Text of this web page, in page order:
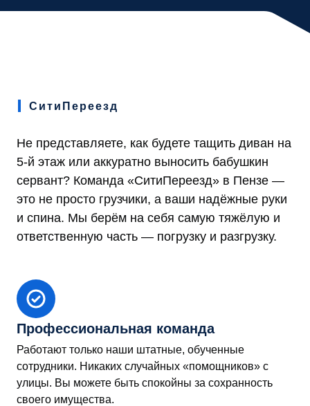
СитиПереезд
Не представляете, как будете тащить диван на
5-й этаж или аккуратно выносить бабушкин
сервант? Команда «СитиПереезд» в Пензе —
это не просто грузчики, а ваши надёжные руки
и спина. Мы берём на себя самую тяжёлую и
ответственную часть — погрузку и разгрузку.
Профессиональная команда
Работают только наши штатные, обученные
сотрудники. Никаких случайных «помощников» с
улицы. Вы можете быть спокойны за сохранность
своего имущества.